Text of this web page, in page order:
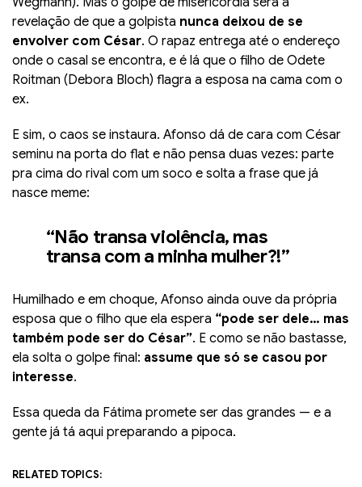
revelação de que a golpista nunca deixou de se
envolver com César. O rapaz entrega até o endereço
onde o casal se encontra, e é lá que o filho de Odete
Roitman (Debora Bloch) flagra a esposa na cama com o
ex.
E sim, o caos se instaura. Afonso dá de cara com César
seminu na porta do flat e não pensa duas vezes: parte
pra cima do rival com um soco e solta a frase que já
nasce meme:
“Não transa violência, mas
transa com a minha mulher?!”
Humilhado e em choque, Afonso ainda ouve da própria
esposa que o filho que ela espera “pode ser dele… mas
também pode ser do César”. E como se não bastasse,
ela solta o golpe final: assume que só se casou por
interesse.
Essa queda da Fátima promete ser das grandes — e a
gente já tá aqui preparando a pipoca.
RELATED TOPICS: